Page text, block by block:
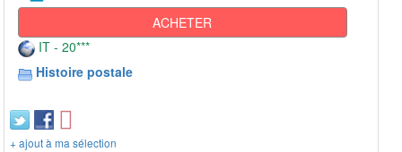
ACHETER
IT - 20***
Histoire postale
+ ajout à ma sélection